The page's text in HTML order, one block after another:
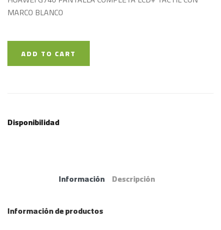
MARCO BLANCO
ADD TO CART
Disponibilidad
Información Descripción
Información de productos